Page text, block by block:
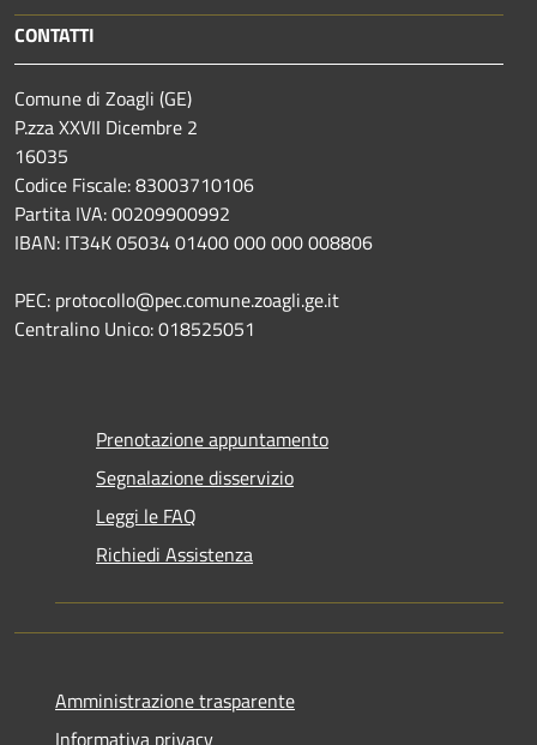
CONTATTI
Comune di Zoagli (GE)
P.zza XXVII Dicembre 2
16035
Codice Fiscale: 83003710106
Partita IVA: 00209900992
IBAN: IT34K 05034 01400 000 000 008806
PEC: protocollo@pec.comune.zoagli.ge.it
Centralino Unico: 018525051
Prenotazione appuntamento
Segnalazione disservizio
Leggi le FAQ
Richiedi Assistenza
Amministrazione trasparente
Informativa privacy